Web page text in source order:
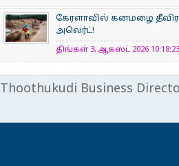
கேரளாவில் கனமழை
அலெர்ட்!
திங்கள் 3, ஆகஸ்ட் 2026 10:18:23
Thoothukudi Business